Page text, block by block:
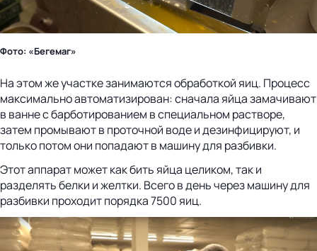
Фото: «Бегемаг»
На этом же участке занимаются обработкой яиц. Процесс
максимально автоматизирован: сначала яйца замачивают
в ванне с барботированием в специальном растворе,
затем промывают в проточной воде и дезинфицируют, и
только потом они попадают в машину для разбивки.
Этот аппарат может как бить яйца целиком, так и
разделять белки и желтки. Всего в день через машину для
разбивки проходит порядка 7500 яиц.